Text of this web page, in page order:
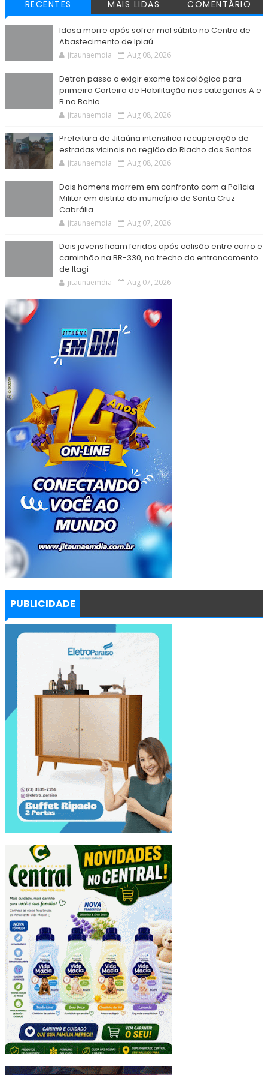
RECENTES MAIS LIDAS COMENTÁRIO
Idosa morre após sofrer mal súbito no Centro de
Abastecimento de Ipiaú
jitaunaemdia Aug 08, 2026
Detran passa a exigir exame toxicológico para
primeira Carteira de Habilitação nas categorias A e
B na Bahia
jitaunaemdia Aug 08, 2026
Prefeitura de Jitaúna intensifica recuperação de
estradas vicinais na região do Riacho dos Santos
jitaunaemdia Aug 08, 2026
Dois homens morrem em confronto com a Polícia
Militar em distrito do município de Santa Cruz
Cabrália
jitaunaemdia Aug 07, 2026
Dois jovens ficam feridos após colisão entre carro e
caminhão na BR-330, no trecho do entroncamento
de Itagi
jitaunaemdia Aug 07, 2026
PUBLICIDADE